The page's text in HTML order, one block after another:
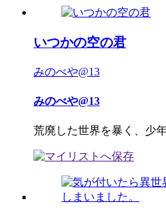
いつかの空の君
みのべや@13
みのべや@13
荒廃した世界を暴く、少